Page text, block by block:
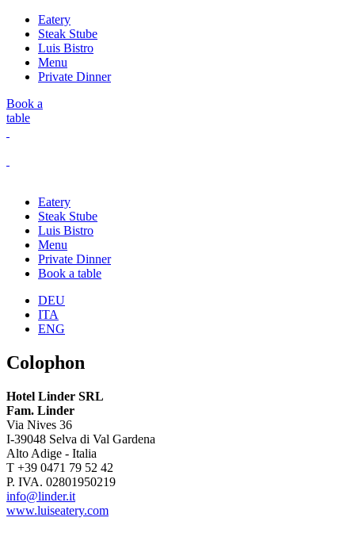
Eatery
Steak Stube
Luis Bistro
Menu
Private Dinner
Book a
table
Eatery
Steak Stube
Luis Bistro
Menu
Private Dinner
Book a table
DEU
ITA
ENG
Colophon
Hotel Linder SRL
Fam. Linder
Via Nives 36
I-39048 Selva di Val Gardena
Alto Adige - Italia
T +39 0471 79 52 42
P. IVA. 02801950219
info@linder.it
www.luiseatery.com